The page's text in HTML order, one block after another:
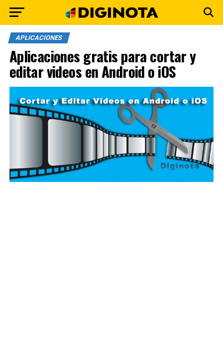
APLICACIONES
Aplicaciones gratis para cortar y
editar videos en Android o iOS